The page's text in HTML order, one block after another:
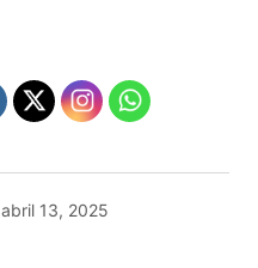
abril 13, 2025